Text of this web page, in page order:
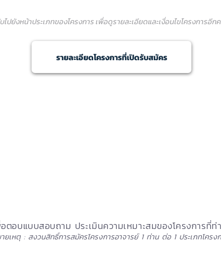
ไปยังหน้าประเภทของโครงการ เพื่อดูรายละเอียดและเงื่อนไขโครงการอีก
รายละเอียดโครงการที่เปิดรับสมัคร
ตอบแบบสอบถาม ประเมินความเหมาะสมของโครงการที่
ยเหตุ : สงวนสิทธิ์การสมัครโครงการอาจารย์ 1 ท่าน ต่อ 1 ประเภทโครง